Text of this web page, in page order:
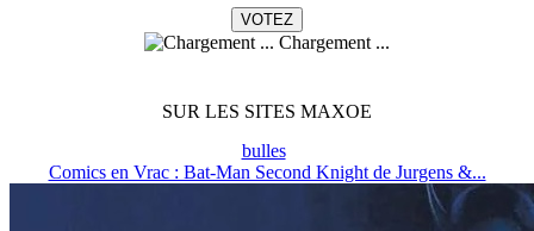
Chargement ...
SUR LES SITES MAXOE
bulles
Comics en Vrac : Bat-Man Second Knight de Jurgens &...